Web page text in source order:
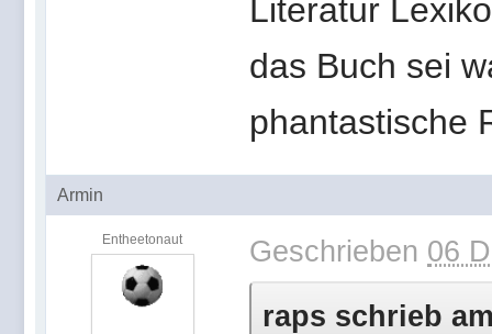
Literatur
das Buch sei
phantastische
Armin
Entheetonaut Geschrieben 06
raps schrieb